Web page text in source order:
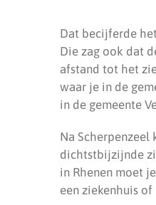
Dat becijferde
Die zag ook dat
afstand tot het
waar je in de
in de gemeente
Na
dichtstbijzijnde
in Rhenen moet
een ziekenhuis